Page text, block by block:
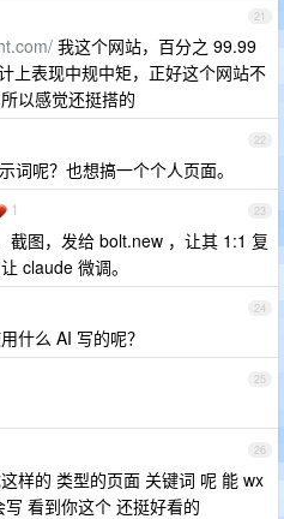
21
我这个网站，百分之 99.99
上表现中规中矩，正好这个网站不
以感觉还挺搭的
22
词呢？也想搞一个个人页面。
23
1
截图，发给 bolt.new ，让其 1:1 复
claude 微调。
24
什么 AI 写的呢？
25
26
样的 类型的页面 关键词 呢 能 wx
看到你这个 还挺好看的